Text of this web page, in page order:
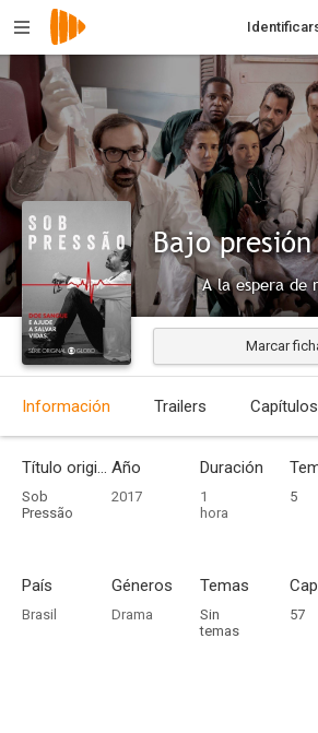
Bajo presión
A la espera de
Marcar
Información Trailers Capítulos
Título original
Sob
Pressão
Año
2017
Duración
1
hora
5
País
Brasil
Géneros
Drama
Temas
Sin
temas
57